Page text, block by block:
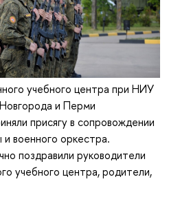
учебного центра при НИУ
и Перми
присягу в сопровождении
и военного оркестра.
поздравили руководители
учебного центра, родители,